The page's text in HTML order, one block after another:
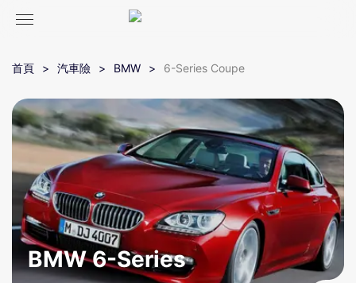
首頁 汽車險 BMW 6-Series Coupe
BMW 6-Series